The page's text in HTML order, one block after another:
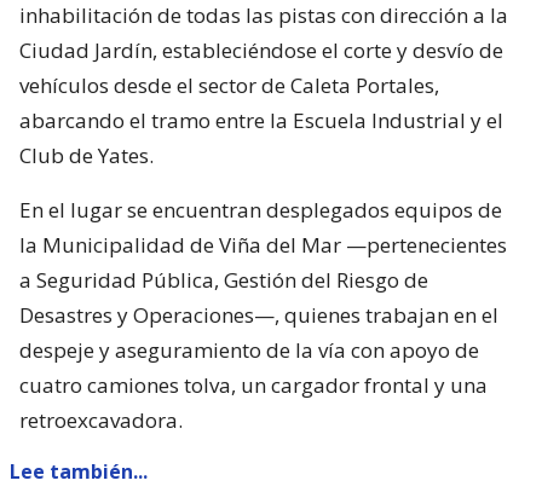
inhabilitación de todas las pistas con dirección a la
Ciudad Jardín, estableciéndose el corte y desvío de
vehículos desde el sector de Caleta Portales,
abarcando el tramo entre la Escuela Industrial y el
Club de Yates.
En el lugar se encuentran desplegados equipos de
la Municipalidad de Viña del Mar —pertenecientes
a Seguridad Pública, Gestión del Riesgo de
Desastres y Operaciones—, quienes trabajan en el
despeje y aseguramiento de la vía con apoyo de
cuatro camiones tolva, un cargador frontal y una
retroexcavadora.
Lee también...